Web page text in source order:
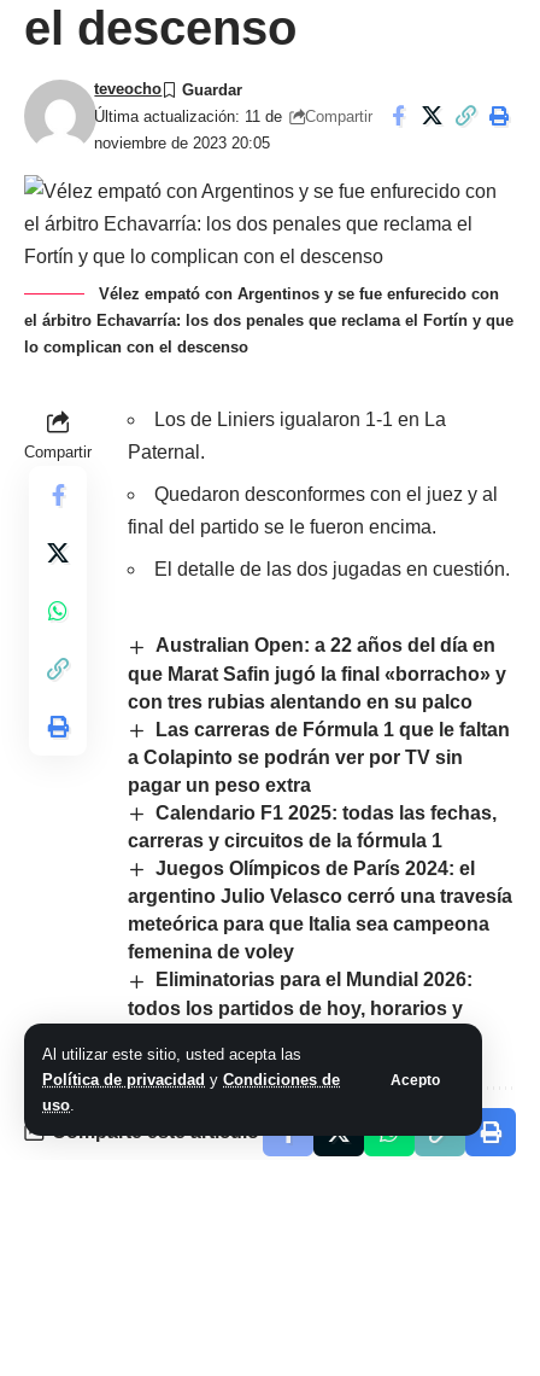
Al utilizar este sitio, usted acepta las
Política de privacidad y Condiciones de
uso.
Acepto
el descenso
Última actualización: 11 de
noviembre de 2023 20:05
teveocho
Compartir
Vélez empató con Argentinos y se fue enfurecido con
el árbitro Echavarría: los dos penales que reclama el Fortín y que
lo complican con el descenso
Compartir
Los de Liniers igualaron 1-1 en La
Paternal.
Quedaron desconformes con el juez y al
final del partido se le fueron encima.
El detalle de las dos jugadas en cuestión.
Australian Open: a 22 años del día en
que Marat Safin jugó la final «borracho» y
con tres rubias alentando en su palco
Las carreras de Fórmula 1 que le faltan
a Colapinto se podrán ver por TV sin
pagar un peso extra
Calendario F1 2025: todas las fechas,
carreras y circuitos de la fórmula 1
Juegos Olímpicos de París 2024: el
argentino Julio Velasco cerró una travesía
meteórica para que Italia sea campeona
femenina de voley
Eliminatorias para el Mundial 2026:
todos los partidos de hoy, horarios y
Comparte este artículo